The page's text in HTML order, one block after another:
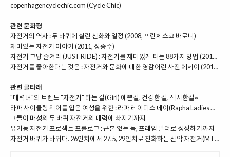
copenhagencyclechic.com(Cycle Chic)
관련 문화평
자전거의 역사 : 두 바퀴에 실린 신화와 열정 (2008, 프란체스코 바로니)
재미있는 자전거 이야기 (2011, 장종수)
자전거 그냥 즐겨라 (JUST RIDE) : 자전거를 재미있게 타는 88가지 방법 (2014, 그랜드 피터슨)
자전거를 좋아한다는 것은 : 자전거와 문화에 대한 영감어린 사진 에세이 (2014, 크리스 하던, 린던 맥닐)
관련 글타래
"매력녀"의 트렌드 "자전거" 타는 걸(Girl) 예쁜걸, 건강한 걸, 섹시한걸~
라파 사이클링 웨어를 입은 여성을 위한 : 라파 레이디스 데이(Rapha Ladies Day)
그들이 마성의 두 바퀴 자전거의 매력에 빠지기까지
유기농 자전거 프로젝트 프롤로그 : 근본 없는 놈, 프레임 빌더로 성장하기까지
자전거 바퀴가 바뀌다. 26인치에서 27.5, 29인치로 진화하는 산악 자전거(MTB)